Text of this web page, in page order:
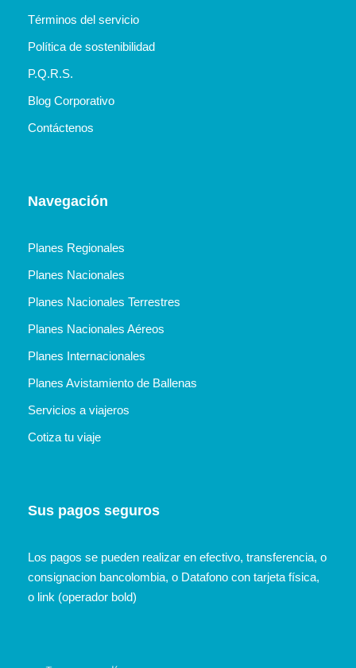
Términos del servicio
Política de sostenibilidad
P.Q.R.S.
Blog Corporativo
Contáctenos
Navegación
Planes Regionales
Planes Nacionales
Planes Nacionales Terrestres
Planes Nacionales Aéreos
Planes Internacionales
Planes Avistamiento de Ballenas
Servicios a viajeros
Cotiza tu viaje
Sus pagos seguros
Los pagos se pueden realizar en efectivo, transferencia, o
consignacion bancolombia, o Datafono con tarjeta física,
o link (operador bold)